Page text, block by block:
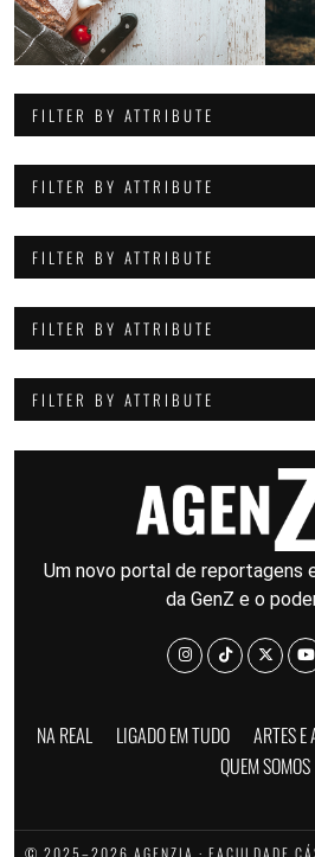
FILTER BY ATTRIBUTE
FILTER BY ATTRIBUTE
FILTER BY ATTRIBUTE
FILTER BY ATTRIBUTE
FILTER BY ATTRIBUTE
Um novo portal de reportagens
da GenZ e o
NA REAL LIGADO EM TUDO ARTES E
QUEM SOMOS
© 2025–2026 AGENZIA · FACULDADE